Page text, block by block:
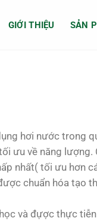
GIỚI THIỆU SẢN
hơi nước trong
ưu về năng
nhất( tối ưu hơn
chuẩn hóa tạo
và đựợc thực